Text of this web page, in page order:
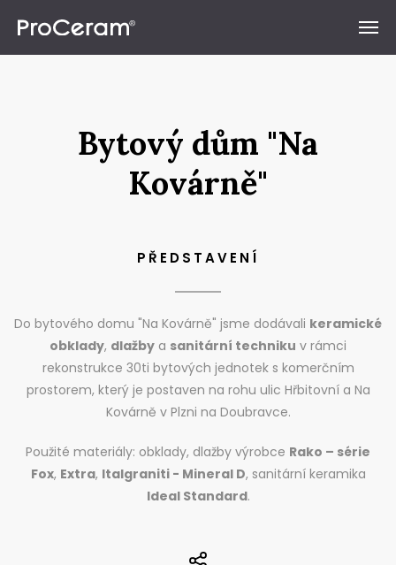
Bytový dům "Na
Kovárně"
PŘEDSTAVENÍ
Do bytového domu "Na Kovárně" jsme dodávali keramické
obklady, dlažby a sanitární techniku v rámci
rekonstrukce 30ti bytových jednotek s komerčním
prostorem, který je postaven na rohu ulic Hřbitovní a Na
Kovárně v Plzni na Doubravce.
Použité materiály: obklady, dlažby výrobce Rako – série
Fox, Extra, Italgraniti - Mineral D, sanitární keramika
Ideal Standard.